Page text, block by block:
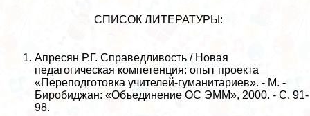
СПИСОК ЛИТЕРАТУРЫ:
Апресян Р.Г. Справедливость / Новая
педагогическая компетенция: опыт проекта
«Переподготовка учителей-гуманитариев». - М. ‑
Биробиджан: «Объединение ОС ЭММ», 2000. - С. 91-
98.